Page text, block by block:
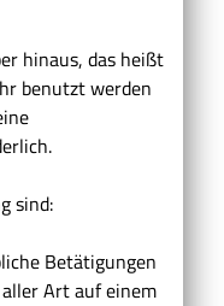
hinaus, das heißt
benutzt werden
sind:
Betätigungen
Art auf einem